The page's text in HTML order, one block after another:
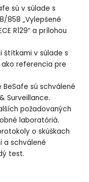
sú v súlade s
858 „Vylepšené
R129“ a prílohou
štítkami v súlade s
ako referencia pre
sú schválené
Surveillance.
požadovaných
laboratóriá.
o skúškach
a schválené
test.